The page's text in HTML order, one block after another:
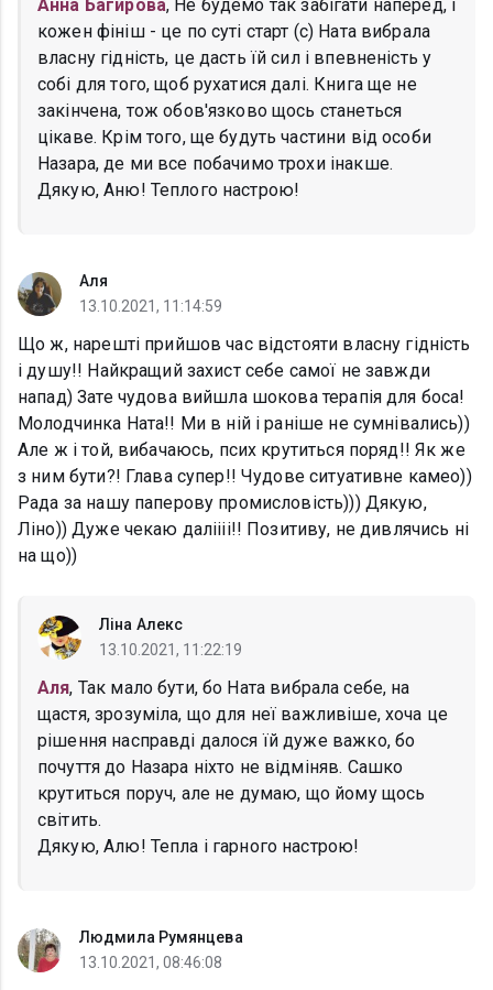
Анна Багирова, Не будемо так забігати наперед, і
кожен фініш - це по суті старт (с) Ната вибрала
власну гідність, це дасть їй сил і впевненість у
собі для того, щоб рухатися далі. Книга ще не
закінчена, тож обов'язково щось станеться
цікаве. Крім того, ще будуть частини від особи
Назара, де ми все побачимо трохи інакше.
Дякую, Аню! Теплого настрою!
Аля
13.10.2021, 11:14:59
Що ж, нарешті прийшов час відстояти власну гідність
і душу!! Найкращий захист себе самої не завжди
напад) Зате чудова вийшла шокова терапія для боса!
Молодчинка Ната!! Ми в ній і раніше не сумнівались))
Але ж і той, вибачаюсь, псих крутиться поряд!! Як же
з ним бути?! Глава супер!! Чудове ситуативне камео))
Рада за нашу паперову промисловість))) Дякую,
Ліно)) Дуже чекаю даліііі!! Позитиву, не дивлячись ні
на що))
Ліна Алекс
13.10.2021, 11:22:19
Аля, Так мало бути, бо Ната вибрала себе, на
щастя, зрозуміла, що для неї важливіше, хоча це
рішення насправді далося їй дуже важко, бо
почуття до Назара ніхто не відміняв. Сашко
крутиться поруч, але не думаю, що йому щось
світить.
Дякую, Алю! Тепла і гарного настрою!
Людмила Румянцева
13.10.2021, 08:46:08